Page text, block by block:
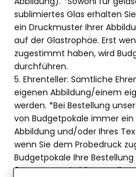
sublimiertes Glas erhalten
ein Druckmuster Ihrer
auf der Glastrophäe. Erst
zugestimmt haben, wird
durchführen.
5. Ehrenteller: Sämtliche
eigenen Abbildung/einem
werden. *Bei Bestellung
von Budgetpokale immer
Abbildung und/oder Ihres
wenn Sie dem Probedruck
Budgetpokale Ihre
6. Rosetten: Sie können alle